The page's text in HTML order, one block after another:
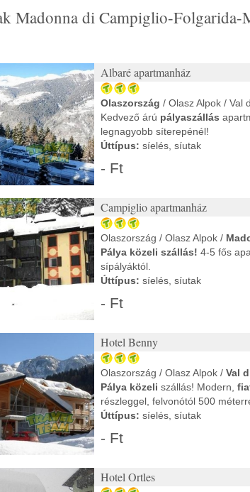
Madonna di Campiglio-Folgarida-
Albaré apartmanház
Olaszország / Olasz Alpok / Val
Kedvező árú pályaszállás
legnagyobb síterepénél!
Úttípus: síelés, síutak
- Ft
Campiglio apartmanház
Olaszország / Olasz Alpok /
Pálya közeli szállás! 4-5 fős
sípályáktól.
Úttípus: síelés, síutak
- Ft
Hotel Benny
Olaszország / Olasz Alpok / Val
Pálya közeli szállás! Modern,
részleggel, felvonótól 500
Úttípus: síelés, síutak
- Ft
Hotel Ortles